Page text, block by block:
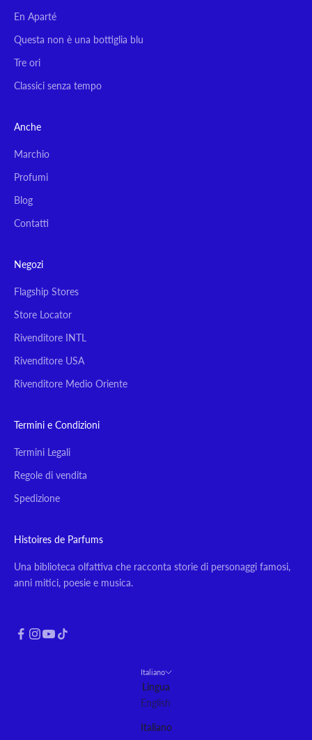
En Aparté
Questa non è una bottiglia blu
Tre ori
Classici senza tempo
Anche
Marchio
Profumi
Blog
Contatti
Negozi
Flagship Stores
Store Locator
Rivenditore INTL
Rivenditore USA
Rivenditore Medio Oriente
Termini e Condizioni
Termini Legali
Regole di vendita
Spedizione
Histoires de Parfums
Una biblioteca olfattiva che racconta storie di personaggi famosi,
anni mitici, poesie e musica.
Italiano
Lingua
English
Italiano